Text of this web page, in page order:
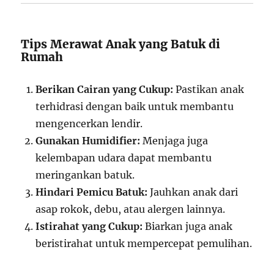
Tips Merawat Anak yang Batuk di
Rumah
Berikan Cairan yang Cukup: Pastikan anak
terhidrasi dengan baik untuk membantu
mengencerkan lendir.
Gunakan Humidifier: Menjaga juga
kelembapan udara dapat membantu
meringankan batuk.
Hindari Pemicu Batuk: Jauhkan anak dari
asap rokok, debu, atau alergen lainnya.
Istirahat yang Cukup: Biarkan juga anak
beristirahat untuk mempercepat pemulihan.